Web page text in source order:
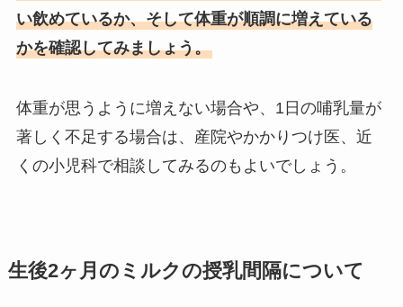
い飲めているか、そして体重が順調に増えている
かを確認してみましょう。
体重が思うように増えない場合や、1日の哺乳量が
著しく不足する場合は、産院やかかりつけ医、近
くの小児科で相談してみるのもよいでしょう。
生後2ヶ月のミルクの授乳間隔について